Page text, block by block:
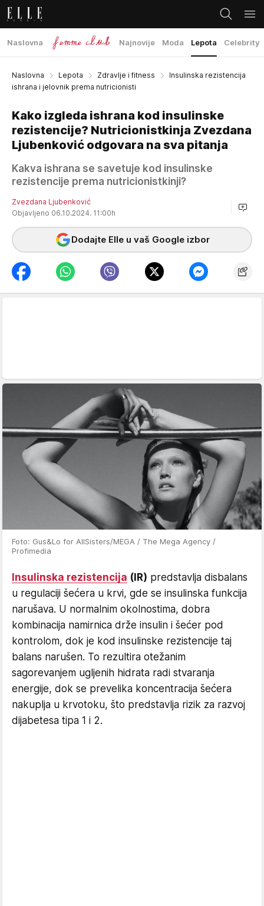
Naslovna Najnovije Moda Lepota Celebrity
Naslovna Lepota Zdravlje i fitness
Insulinska rezistencija
ishrana i jelovnik prema nutricionisti
Kako izgleda ishrana kod insulinske
rezistencije? Nutricionistkinja Zvezdana
Ljubenković odgovara na sva pitanja
Kakva ishrana se savetuje kod insulinske
rezistencije prema nutricionistkinji?
Zvezdana Ljubenković
Objavljeno 06.10.2024. 11:00h
Dodajte Elle u vaš Google izbor
Foto: Gus&Lo for AllSisters/MEGA / The Mega Agency /
Profimedia
Insulinska rezistencija (IR) predstavlja disbalans
u regulaciji šećera u krvi, gde se insulinska funkcija
narušava. U normalnim okolnostima, dobra
kombinacija namirnica drže insulin i šećer pod
kontrolom, dok je kod insulinske rezistencije taj
balans narušen. To rezultira otežanim
sagorevanjem ugljenih hidrata radi stvaranja
energije, dok se prevelika koncentracija šećera
nakuplja u krvotoku, što predstavlja rizik za razvoj
dijabetesa tipa 1 i 2.